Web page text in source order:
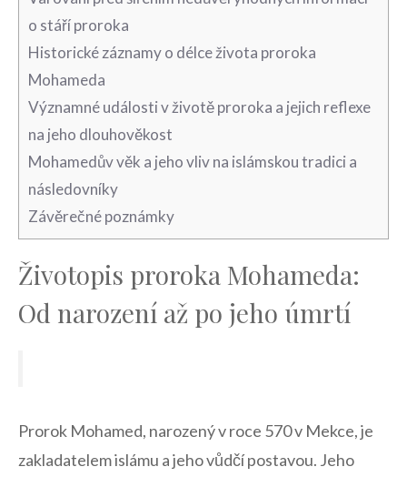
o stáří proroka
Historické ⁣záznamy o délce života proroka
Mohameda
Významné události v životě⁣ proroka a jejich ⁤reflexe ​
na jeho dlouhověkost
Mohamedův věk‍ a ⁤jeho vliv ⁤na islámskou‍ tradici a
následovníky
Závěrečné poznámky
Životopis proroka Mohameda:
Od narození až po jeho úmrtí
Prorok Mohamed, narozený v ​roce ⁣570 v Mekce, je
zakladatelem islámu ⁢a jeho vůdčí postavou. Jeho